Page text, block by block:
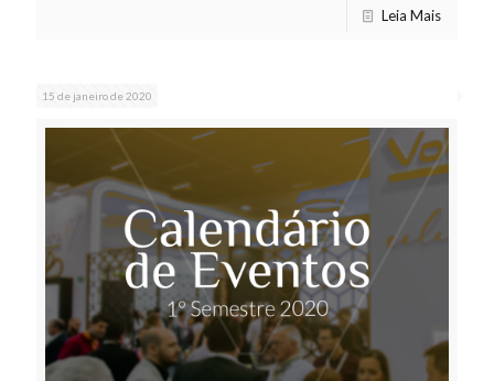
Leia Mais
15 de janeiro de 2020